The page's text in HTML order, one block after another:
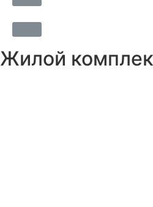
Жилой